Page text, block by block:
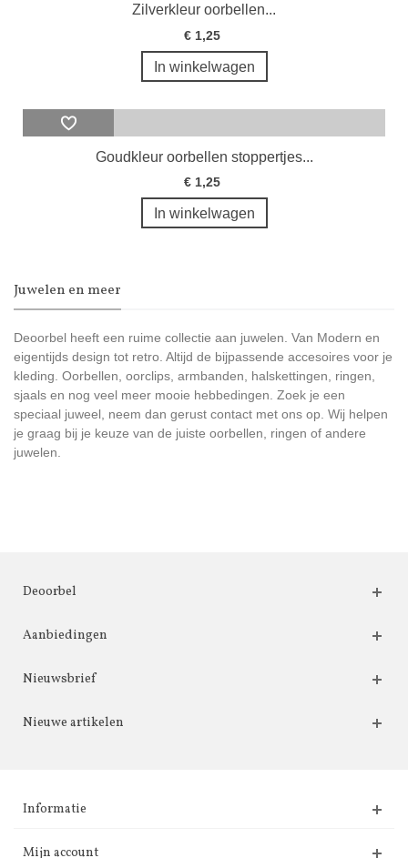
Zilverkleur oorbellen...
€ 1,25
In winkelwagen
Goudkleur oorbellen stoppertjes...
€ 1,25
In winkelwagen
Juwelen en meer
Deoorbel heeft een ruime collectie aan juwelen. Van Modern en
eigentijds design tot retro. Altijd de bijpassende accesoires voor je
kleding. Oorbellen, oorclips, armbanden, halskettingen, ringen,
sjaals en nog veel meer mooie hebbedingen. Zoek je een
speciaal juweel, neem dan gerust contact met ons op. Wij helpen
je graag bij je keuze van de juiste oorbellen, ringen of andere
juwelen.
Deoorbel
Aanbiedingen
Nieuwsbrief
Nieuwe artikelen
Informatie
Mijn account